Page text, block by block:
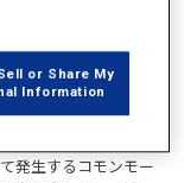
発生するコモンモー
or Share My
Information